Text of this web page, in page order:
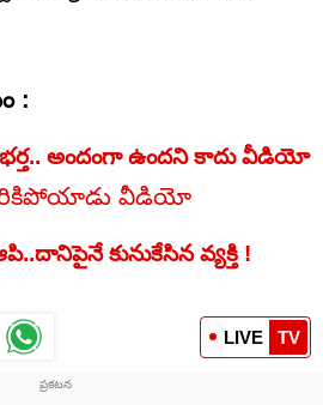
:
అందంగా ఉందని కాదు వీడియో
వీడియో
కునుకేసిన వ్యక్తి !
LIVE TV